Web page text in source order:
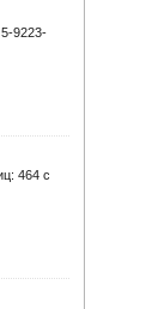
9223-
464 с